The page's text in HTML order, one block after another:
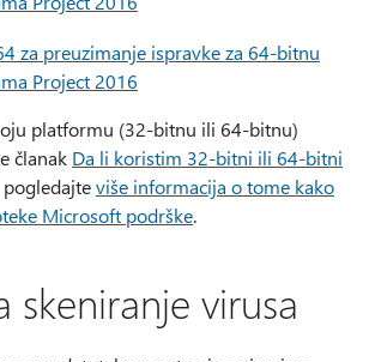
za preuzimanje ispravke za 64-bitnu
Project 2016
platformu (32-bitnu ili 64-bitnu)
članak Da li koristim 32-bitni ili 64-bitni
više informacija o tome kako
Microsoft podrške.
skeniranje virusa